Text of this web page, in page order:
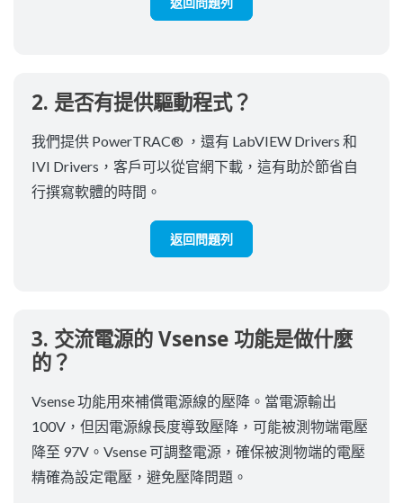
2. 是否有提供驅動程式？
我們提供 PowerTRAC® ，還有 LabVIEW Drivers 和
IVI Drivers，客戶可以從官網下載，這有助於節省自
行撰寫軟體的時間。
返回問題列
3. 交流電源的 Vsense 功能是做什麼
的？
Vsense 功能用來補償電源線的壓降。當電源輸出
100V，但因電源線長度導致壓降，可能被測物端電壓
降至 97V。Vsense 可調整電源，確保被測物端的電壓
精確為設定電壓，避免壓降問題。